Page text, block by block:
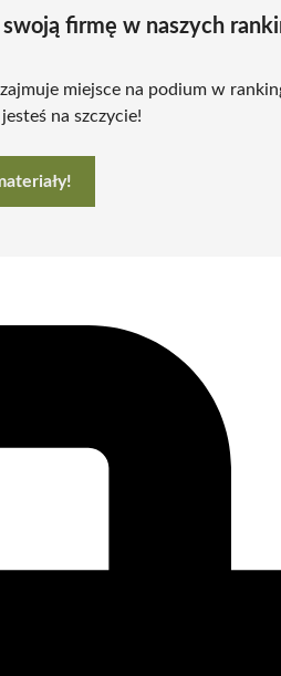
swoją firmę w naszych
miejsce na podium w
na szczycie!